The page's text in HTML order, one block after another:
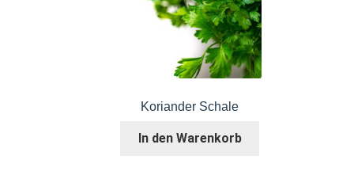
Koriander Schale
In den Warenkorb